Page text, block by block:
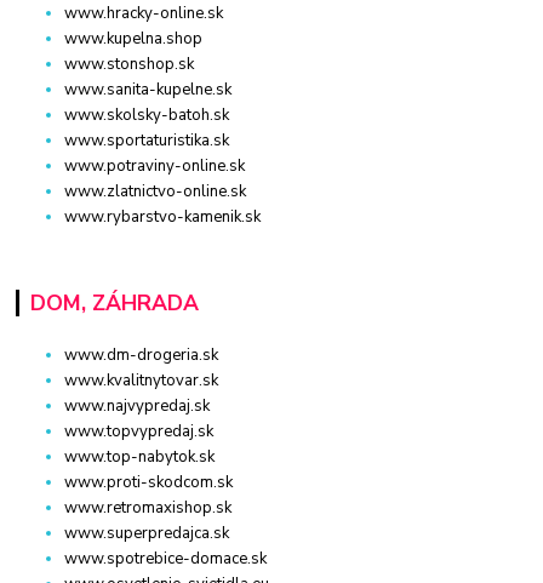
www.hracky-online.sk
www.kupelna.shop
www.stonshop.sk
www.sanita-kupelne.sk
www.skolsky-batoh.sk
www.sportaturistika.sk
www.potraviny-online.sk
www.zlatnictvo-online.sk
www.rybarstvo-kamenik.sk
DOM, ZÁHRADA
www.dm-drogeria.sk
www.kvalitnytovar.sk
www.najvypredaj.sk
www.topvypredaj.sk
www.top-nabytok.sk
www.proti-skodcom.sk
www.retromaxishop.sk
www.superpredajca.sk
www.spotrebice-domace.sk